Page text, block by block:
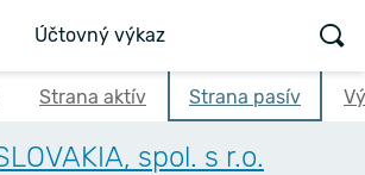
Účtovný výkaz
Strana aktív Strana pasív
spol. s r.o.